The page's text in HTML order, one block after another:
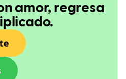
amor, regresa